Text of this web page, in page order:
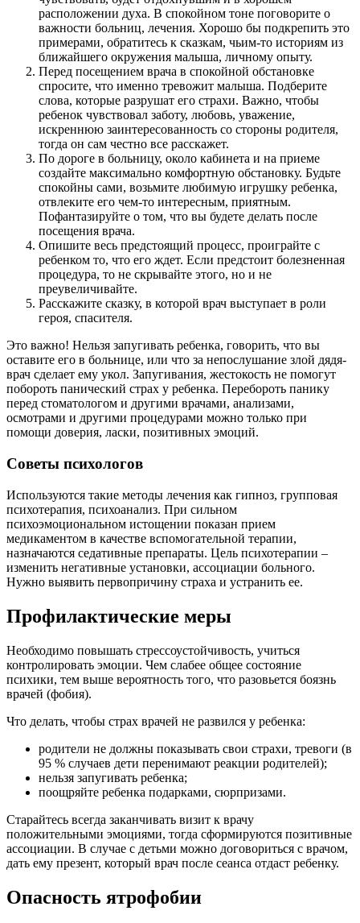
расположении духа. В спокойном тоне поговорите о
важности больниц, лечения. Хорошо бы подкрепить это
примерами, обратитесь к сказкам, чьим-то историям из
ближайшего окружения малыша, личному опыту.
Перед посещением врача в спокойной обстановке
спросите, что именно тревожит малыша. Подберите
слова, которые разрушат его страхи. Важно, чтобы
ребенок чувствовал заботу, любовь, уважение,
искреннюю заинтересованность со стороны родителя,
тогда он сам честно все расскажет.
По дороге в больницу, около кабинета и на приеме
создайте максимально комфортную обстановку. Будьте
спокойны сами, возьмите любимую игрушку ребенка,
отвлеките его чем-то интересным, приятным.
Пофантазируйте о том, что вы будете делать после
посещения врача.
Опишите весь предстоящий процесс, проиграйте с
ребенком то, что его ждет. Если предстоит болезненная
процедура, то не скрывайте этого, но и не
преувеличивайте.
Расскажите сказку, в которой врач выступает в роли
героя, спасителя.
Это важно! Нельзя запугивать ребенка, говорить, что вы
оставите его в больнице, или что за непослушание злой дядя-
врач сделает ему укол. Запугивания, жестокость не помогут
побороть панический страх у ребенка. Перебороть панику
перед стоматологом и другими врачами, анализами,
осмотрами и другими процедурами можно только при
помощи доверия, ласки, позитивных эмоций.
Советы психологов
Используются такие методы лечения как гипноз, групповая
психотерапия, психоанализ. При сильном
психоэмоциональном истощении показан прием
медикаментом в качестве вспомогательной терапии,
назначаются седативные препараты. Цель психотерапии –
изменить негативные установки, ассоциации больного.
Нужно выявить первопричину страха и устранить ее.
Профилактические меры
Необходимо повышать стрессоустойчивость, учиться
контролировать эмоции. Чем слабее общее состояние
психики, тем выше вероятность того, что разовьется боязнь
врачей (фобия).
Что делать, чтобы страх врачей не развился у ребенка:
родители не должны показывать свои страхи, тревоги (в
95 % случаев дети перенимают реакции родителей);
нельзя запугивать ребенка;
поощряйте ребенка подарками, сюрпризами.
Старайтесь всегда заканчивать визит к врачу
положительными эмоциями, тогда сформируются позитивные
ассоциации. В случае с детьми можно договориться с врачом,
дать ему презент, который врач после сеанса отдаст ребенку.
Опасность ятрофобии